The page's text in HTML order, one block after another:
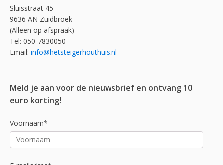
Sluisstraat 45
9636 AN Zuidbroek
(Alleen op afspraak)
Tel: 050-7830050
Email: info@hetsteigerhouthuis.nl
Meld je aan voor de nieuwsbrief en ontvang 10
euro korting!
Voornaam*